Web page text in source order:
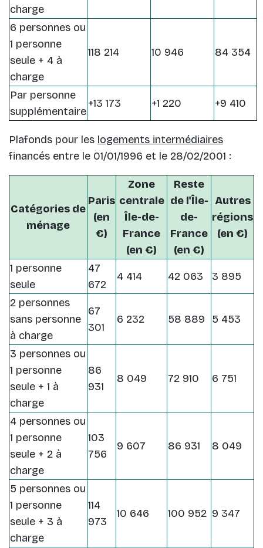
charge
6 personnes ou
1 personne
seule + 4 à
charge
118 214 10 946 84 354
Par personne
supplémentaire
+13 173 +1 220 +9 410
Plafonds pour les logements intermédiaires
financés entre le 01/01/1996 et le 28/02/2001 :
Catégories de
ménage
Paris
(en
€)
Zone
centrale
Île-de-
France
(en €)
Reste
de l'Île-
de-
France
(en €)
Autres
régions
(en €)
1 personne
seule
47
672
4 414 42 063 3 895
2 personnes
sans personne
à charge
67
301
6 232 58 889 5 453
3 personnes ou
1 personne
seule + 1 à
charge
86
931
8 049 72 910 6 751
4 personnes ou
1 personne
seule + 2 à
charge
103
756
9 607 86 931 8 049
5 personnes ou
1 personne
seule + 3 à
charge
114
973
10 646 100 952 9 347